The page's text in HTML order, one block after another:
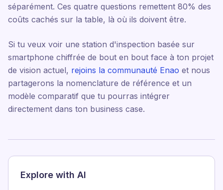
séparément. Ces quatre questions remettent 80% des
coûts cachés sur la table, là où ils doivent être.
Si tu veux voir une station d'inspection basée sur
smartphone chiffrée de bout en bout face à ton projet
de vision actuel, rejoins la communauté Enao et nous
partagerons la nomenclature de référence et un
modèle comparatif que tu pourras intégrer
directement dans ton business case.
Explore with AI